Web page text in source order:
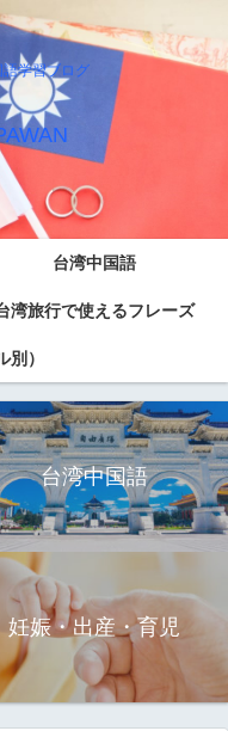
語学習ブログ
台湾中国語
湾旅行で使えるフレーズ
）
台湾中国語
妊娠・出産・育児